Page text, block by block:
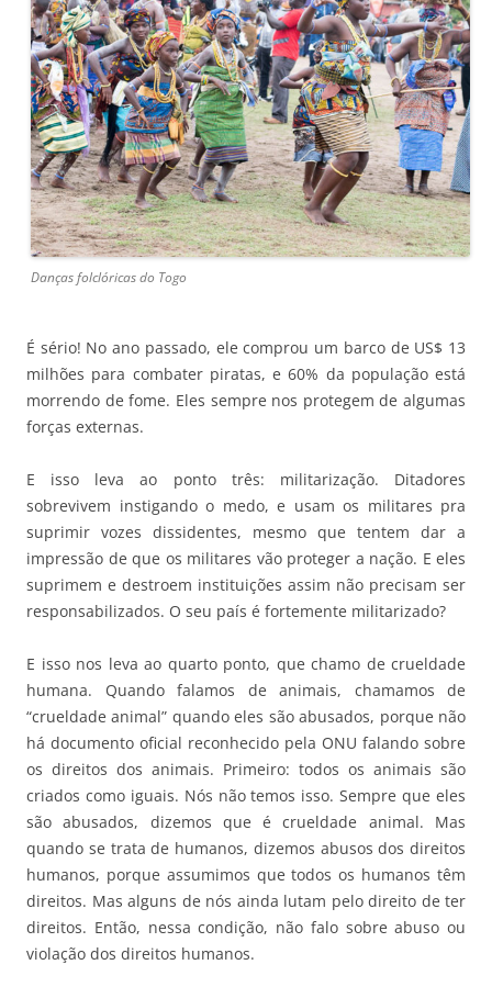
Danças folclóricas do Togo
É sério! No ano passado, ele comprou um barco de US$ 13
milhões para combater piratas, e 60% da população está
morrendo de fome. Eles sempre nos protegem de algumas
forças externas.
E isso leva ao ponto três: militarização. Ditadores
sobrevivem instigando o medo, e usam os militares pra
suprimir vozes dissidentes, mesmo que tentem dar a
impressão de que os militares vão proteger a nação. E eles
suprimem e destroem instituições assim não precisam ser
responsabilizados. O seu país é fortemente militarizado?
E isso nos leva ao quarto ponto, que chamo de crueldade
humana. Quando falamos de animais, chamamos de
“crueldade animal” quando eles são abusados, porque não
há documento oficial reconhecido pela ONU falando sobre
os direitos dos animais. Primeiro: todos os animais são
criados como iguais. Nós não temos isso. Sempre que eles
são abusados, dizemos que é crueldade animal. Mas
quando se trata de humanos, dizemos abusos dos direitos
humanos, porque assumimos que todos os humanos têm
direitos. Mas alguns de nós ainda lutam pelo direito de ter
direitos. Então, nessa condição, não falo sobre abuso ou
violação dos direitos humanos.